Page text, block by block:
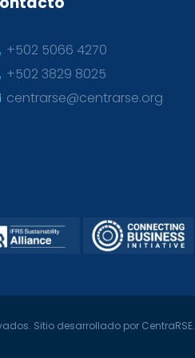
+502 5066 4270
+502 3829 8025
centrarse@centrarse.org
Sitio desarrollado por CentraRSE.